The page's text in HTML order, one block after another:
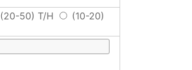
(20-50) T/H
(10-20)